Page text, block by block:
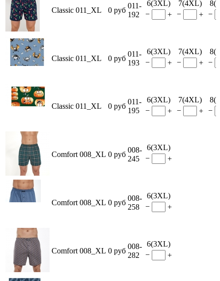
Classic 011_XL 0 руб
011-
192
6(3XL)
−
+
7(4XL)
−
+ −
Classic 011_XL 0 руб
011-
193
6(3XL)
−
+
7(4XL)
−
+ −
Classic 011_XL 0 руб
011-
195
6(3XL)
−
+
7(4XL)
−
+ −
Comfort 008_XL 0 руб
008-
245
6(3XL)
−
+
Comfort 008_XL 0 руб
008-
258
6(3XL)
−
+
Comfort 008_XL 0 руб
008-
282
6(3XL)
−
+